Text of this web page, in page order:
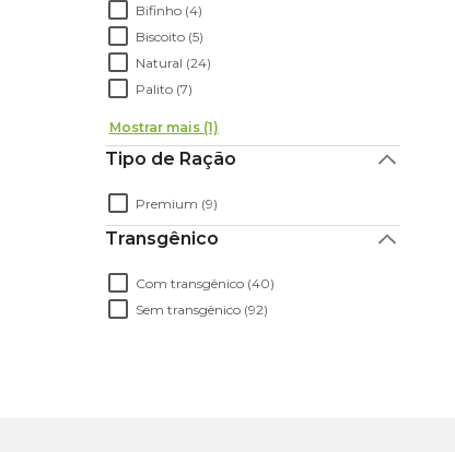
Bifinho (4)
Biscoito (5)
Natural (24)
Palito (7)
Mostrar mais (1)
Tipo de Ração
Premium (9)
Transgênico
Com transgênico (40)
Sem transgênico (92)